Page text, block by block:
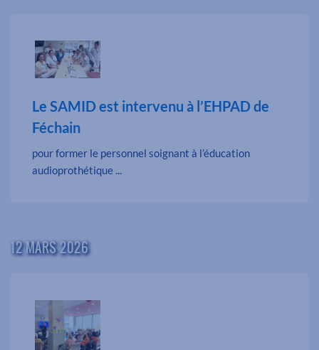
Le SAMID est intervenu à l’EHPAD de
Féchain
pour former le personnel soignant à l’éducation
audioprothétique ...
12 MARS 2026